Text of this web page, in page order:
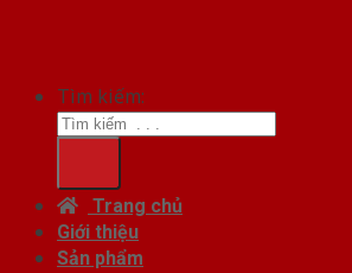
Tìm kiếm:
Trang chủ
Giới thiệu
Sản phẩm